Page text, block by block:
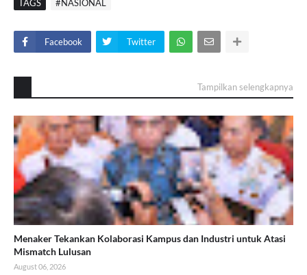
TAGS #NASIONAL
Facebook Twitter
Tampilkan selengkapnya
Menaker Tekankan Kolaborasi Kampus dan Industri untuk Atasi
Mismatch Lulusan
August 06, 2026